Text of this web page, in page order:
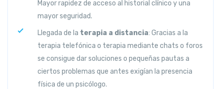
Mayor rapidez de acceso al historial clínico y una
mayor seguridad.
Llegada de la terapia a distancia: Gracias a la
terapia telefónica o terapia mediante chats o foros
se consigue dar soluciones o pequeñas pautas a
ciertos problemas que antes exigían la presencia
física de un psicólogo.